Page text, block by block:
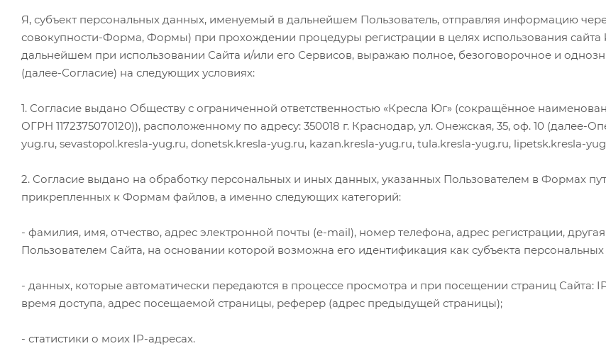
Я, субъект персональных данных, именуемый в дальнейшем Пользователь, отправляя информацию
совокупности-Форма, Формы) при прохождении процедуры регистрации в целях использования сайта
дальнейшем при использовании Сайта и/или его Сервисов, выражаю полное, безоговорочное и
(далее-Согласие) на следующих условиях:
1. Согласие выдано Обществу с ограниченной ответственностью «Кресла Юг» (сокращённое
ОГРН 1172375070120)), расположенному по адресу: 350018 г. Краснодар, ул. Онежская, 35, оф. 10
yug.ru, sevastopol.kresla-yug.ru, donetsk.kresla-yug.ru, kazan.kresla-yug.ru, tula.kresla-yug.ru, lipetsk.kresla-
2. Согласие выдано на обработку персональных и иных данных, указанных Пользователем в Формах
прикрепленных к Формам файлов, а именно следующих категорий:
- фамилия, имя, отчество, адрес электронной почты (e-mail), номер телефона, адрес регистрации,
Пользователем Сайта, на основании которой возможна его идентификация как субъекта
- данных, которые автоматически передаются в процессе просмотра и при посещении страниц Сайта:
время доступа, адрес посещаемой страницы, реферер (адрес предыдущей страницы);
- статистики о моих IP-адресах.